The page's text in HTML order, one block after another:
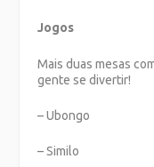
Jogos
Mais duas mesas
gente se divertir!
– Ubongo
– Similo